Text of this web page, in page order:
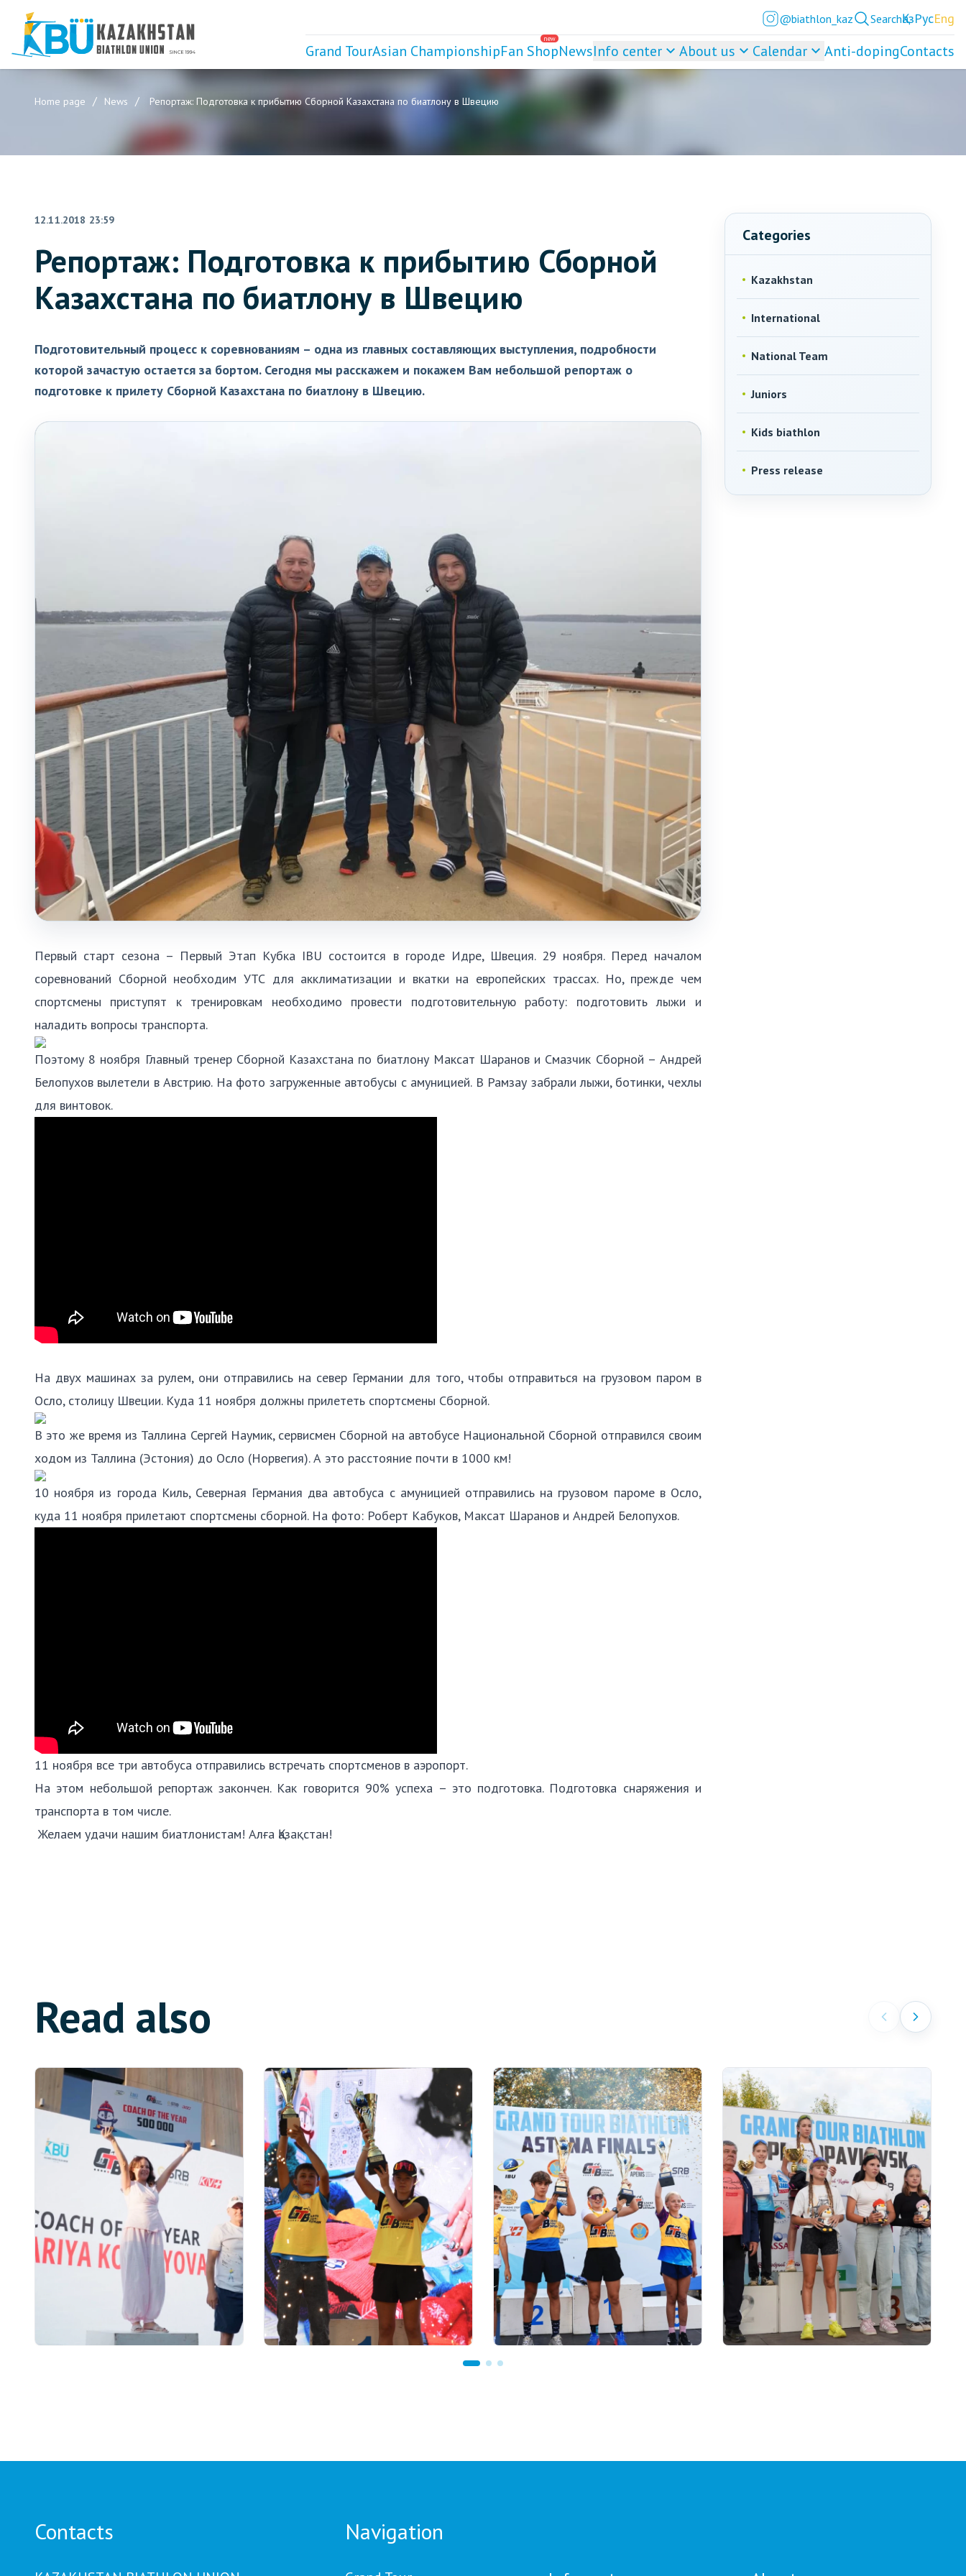
@biathlon_kaz SearchҚазРусEng
Grand TourAsian Championship
new
Fan ShopNewsInfo center About us Calendar Anti-dopingContacts
Home page News Репортаж: Подготовка к прибытию Сборной Казахстана по биатлону в Швецию
12.11.2018 23:59
Репортаж: Подготовка к прибытию Сборной
Казахстана по биатлону в Швецию
Подготовительный процесс к соревнованиям – одна из главных составляющих выступления, подробности
которой зачастую остается за бортом. Сегодня мы расскажем и покажем Вам небольшой репортаж о
подготовке к прилету Сборной Казахстана по биатлону в Швецию.
Первый старт сезона – Первый Этап Кубка IBU состоится в городе Идре, Швеция. 29 ноября. Перед началом
соревнований Сборной необходим УТС для акклиматизации и вкатки на европейских трассах. Но, прежде чем
спортсмены приступят к тренировкам необходимо провести подготовительную работу: подготовить лыжи и
наладить вопросы транспорта.
Поэтому 8 ноября Главный тренер Сборной Казахстана по биатлону Максат Шаранов и Смазчик Сборной – Андрей
Белопухов вылетели в Австрию. На фото загруженные автобусы с амуницией. В Рамзау забрали лыжи, ботинки, чехлы
для винтовок.
На двух машинах за рулем, они отправились на север Германии для того, чтобы отправиться на грузовом паром в
Осло, столицу Швеции. Куда 11 ноября должны прилететь спортсмены Сборной.
В это же время из Таллина Сергей Наумик, сервисмен Сборной на автобусе Национальной Сборной отправился своим
ходом из Таллина (Эстония) до Осло (Норвегия). А это расстояние почти в 1000 км!
10 ноября из города Киль, Северная Германия два автобуса с амуницией отправились на грузовом пароме в Осло,
куда 11 ноября прилетают спортсмены сборной. На фото: Роберт Кабуков, Максат Шаранов и Андрей Белопухов.
11 ноября все три автобуса отправились встречать спортсменов в аэропорт.
На этом небольшой репортаж закончен. Как говорится 90% успеха – это подготовка. Подготовка снаряжения и
транспорта в том числе.
Желаем удачи нашим биатлонистам! Алға Қазақстан!
Categories
Kazakhstan
International
National Team
Juniors
Kids biathlon
Press release
Read also
Contacts Navigation